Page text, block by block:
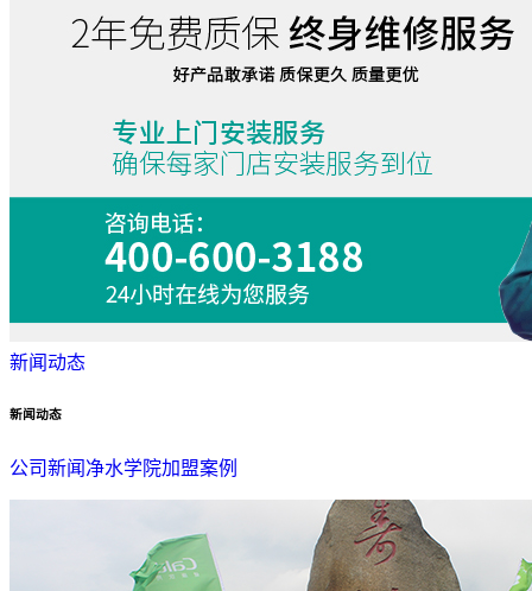
新闻动态
新闻动态
公司新闻 净水学院加盟案例